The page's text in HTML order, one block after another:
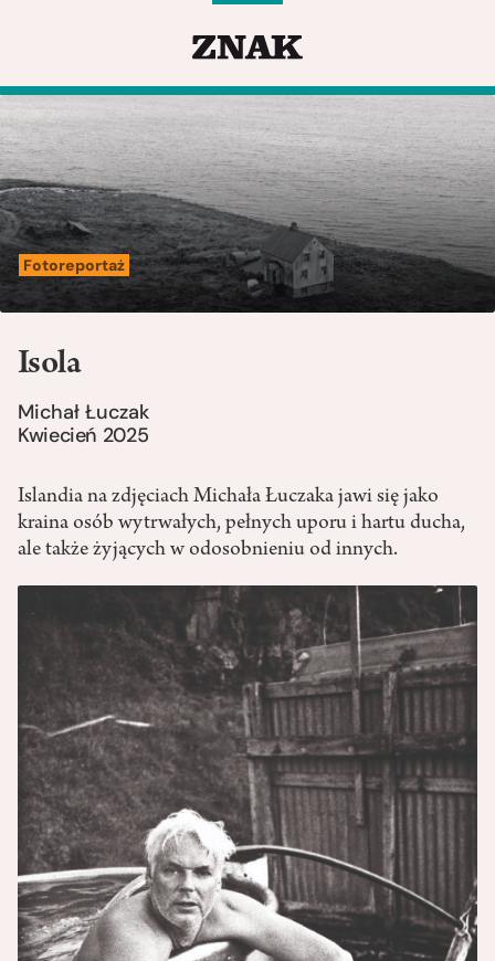
Fotoreportaż
Isola
Michał Łuczak
Kwiecień 2025
Islandia na zdjęciach Michała Łuczaka jawi się jako
kraina osób wytrwałych, pełnych uporu i hartu ducha,
ale także żyjących w odosobnieniu od innych.